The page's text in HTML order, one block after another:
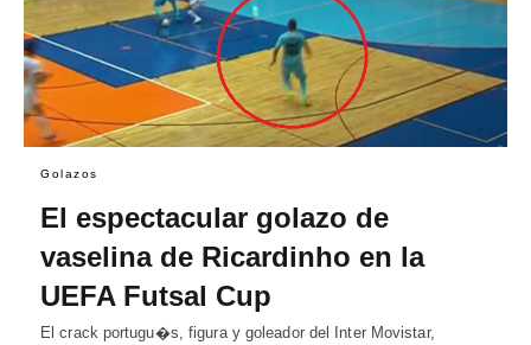
Golazos
El espectacular golazo de
vaselina de Ricardinho en la
UEFA Futsal Cup
El crack portugu�s, figura y goleador del Inter Movistar,